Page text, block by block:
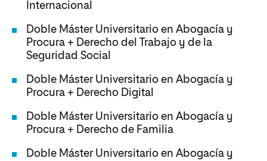
Internacional
Doble Máster Universitario en Abogacía y
Procura + Derecho del Trabajo y de la
Seguridad Social
Doble Máster Universitario en Abogacía y
Procura + Derecho Digital
Doble Máster Universitario en Abogacía y
Procura + Derecho de Familia
Doble Máster Universitario en Abogacía y